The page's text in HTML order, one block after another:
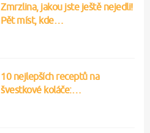
Zmrzlina, jakou jste ještě nejedli!
Pět míst, kde…
10 nejlepších receptů na
švestkové koláče:…